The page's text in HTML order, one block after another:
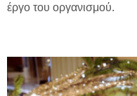
έργο του οργανισμού.